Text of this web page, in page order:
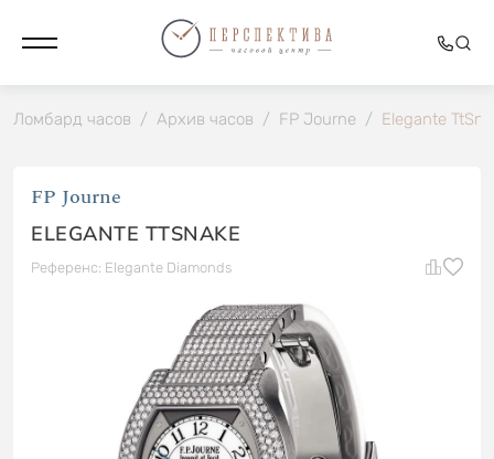
Ломбард часов / Архив часов / FP Journe / Elegante
FP Journe
ELEGANTE TTSNAKE
Референс: Elegante Diamonds